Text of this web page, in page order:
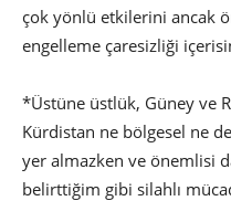
çok yönlü etkilerini ancak
engelleme çaresizliği
*Üstüne üstlük, Güney ve
Kürdistan ne bölgesel ne
yer almazken ve önemlisi
belirttiğim gibi silahlı